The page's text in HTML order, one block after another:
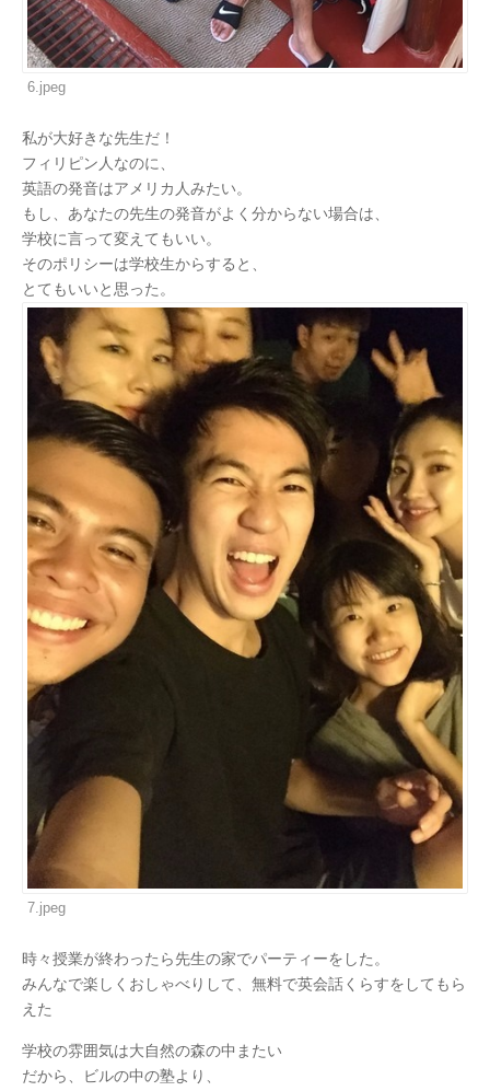
6.jpeg
私が大好きな先生だ！
フィリピン人なのに、
英語の発音はアメリカ人みたい。
もし、あなたの先生の発音がよく分からない場合は、
学校に言って変えてもいい。
そのポリシーは学校生からすると、
とてもいいと思った。
7.jpeg
時々授業が終わったら先生の家でパーティーをした。
みんなで楽しくおしゃべりして、無料で英会話くらすをしてもら
えた
学校の雰囲気は大自然の森の中またい
だから、ビルの中の塾より、